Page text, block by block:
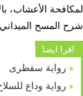
لمكافحة الأعشاب،
شرح المسح
اقرا ايضا
رواية سقطرى
رواية وداع